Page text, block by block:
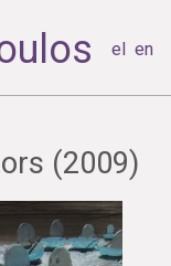
el en
(2009)